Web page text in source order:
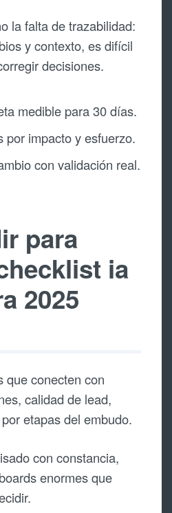
la falta de trazabilidad:
y contexto, es difícil
decisiones.
medible para 30 días.
por impacto y esfuerzo.
con validación real.
para
ia
2025
que conecten con
calidad de lead,
etapas del embudo.
con constancia,
enormes que